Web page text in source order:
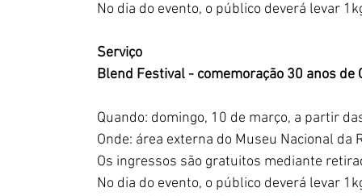
No dia do evento, o público deverá levar
Serviço
Blend Festival - comemoração 30 anos
Quando: domingo, 10 de março, a partir
Onde: área externa do Museu Nacional
Os ingressos são gratuitos mediante
No dia do evento, o público deverá levar